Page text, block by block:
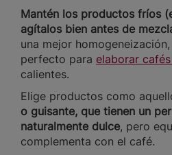
Mantén los productos fríos
agítalos bien antes de
una mejor
perfecto para elaborar
calientes.
Elige productos como
o guisante, que tienen un
naturalmente dulce, pero
complementa con el café.